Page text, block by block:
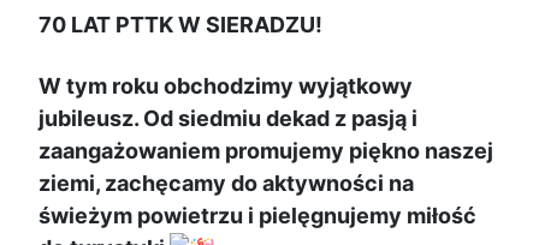
70 LAT PTTK W SIERADZU!
W tym roku obchodzimy wyjątkowy
jubileusz. Od siedmiu dekad z pasją i
zaangażowaniem promujemy piękno naszej
ziemi, zachęcamy do aktywności na
świeżym powietrzu i pielęgnujemy miłość